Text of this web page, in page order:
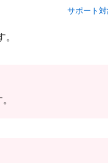
サポート